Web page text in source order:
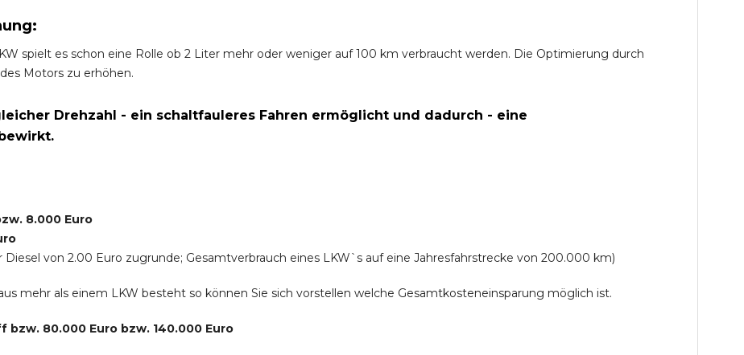
spielt es schon eine Rolle ob 2 Liter mehr oder weniger auf 100 km verbraucht werden. Die Optimierung durch
Motors zu erhöhen.
Drehzahl - ein schaltfauleres Fahren ermöglicht und dadurch - eine
8.000 Euro
von 2.00 Euro zugrunde; Gesamtverbrauch eines LKW`s auf eine Jahresfahrstrecke von 200.000 km)
mehr als einem LKW besteht so können Sie sich vorstellen welche Gesamtkosteneinsparung möglich ist.
bzw. 80.000 Euro bzw. 140.000 Euro